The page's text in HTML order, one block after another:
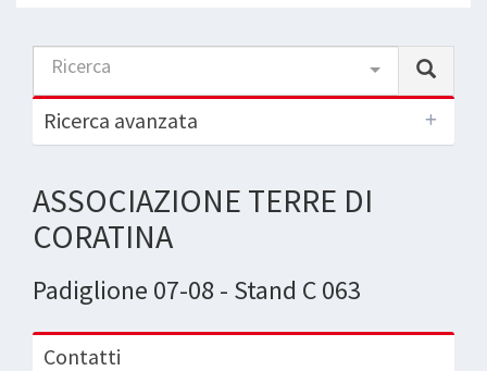
Ricerca
Ricerca avanzata
ASSOCIAZIONE TERRE DI
CORATINA
Padiglione 07-08 - Stand C 063
Contatti